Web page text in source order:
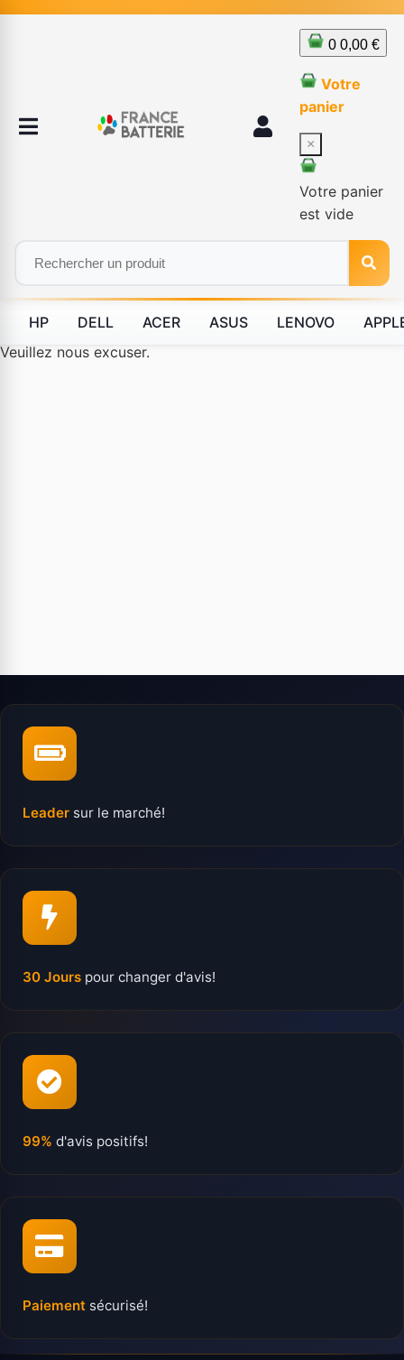
0 0,00 €
Votre
panier
×
Votre panier
est vide
HP DELL ACER ASUS LENOVO
Le produit #BLD--12232 n'est plus disponible à la vente.
Veuillez nous excuser.
Leader sur le marché!
30 Jours pour changer d'avis!
99% d'avis positifs!
Paiement sécurisé!